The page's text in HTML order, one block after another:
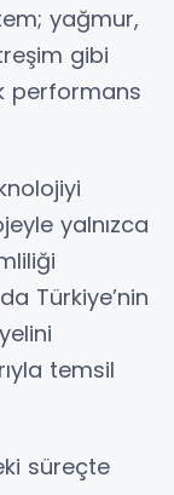
yağmur,
gibi
performans
yalnızca
Türkiye’nin
temsil
süreçte